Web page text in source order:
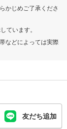
かじめご了承くださ
ています。
などによっては実際
友だち追加